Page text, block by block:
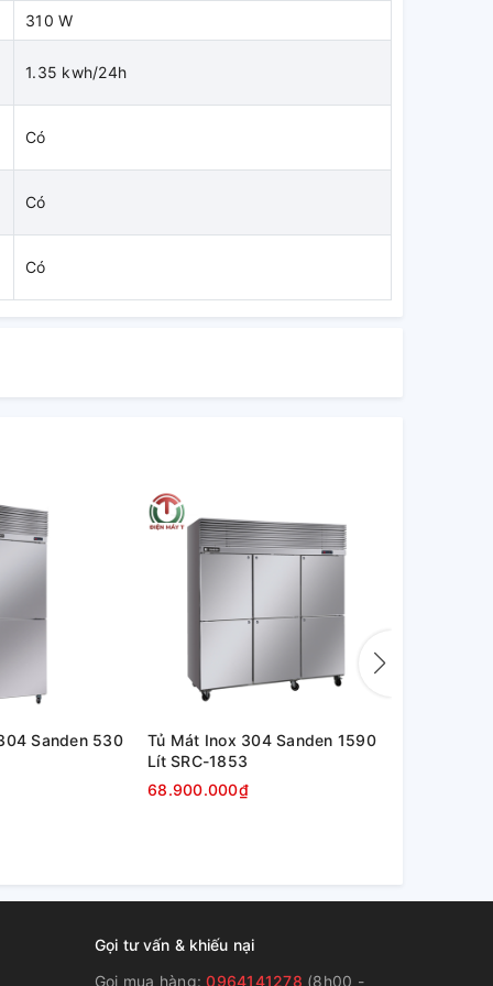
310 W
1.35 kwh/24h
Có
Có
Có
Sanden 530
Tủ Mát Inox 304 Sanden 1590
Lít SRC-1853
68.900.000₫
Gọi tư vấn & khiếu nại
Gọi mua hàng:0964141278 (8h00 -